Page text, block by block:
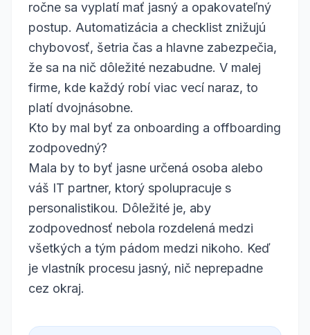
ročne sa vyplatí mať jasný a opakovateľný
postup. Automatizácia a checklist znižujú
chybovosť, šetria čas a hlavne zabezpečia,
že sa na nič dôležité nezabudne. V malej
firme, kde každý robí viac vecí naraz, to
platí dvojnásobne.
Kto by mal byť za onboarding a offboarding
zodpovedný?
Mala by to byť jasne určená osoba alebo
váš IT partner, ktorý spolupracuje s
personalistikou. Dôležité je, aby
zodpovednosť nebola rozdelená medzi
všetkých a tým pádom medzi nikoho. Keď
je vlastník procesu jasný, nič neprepadne
cez okraj.